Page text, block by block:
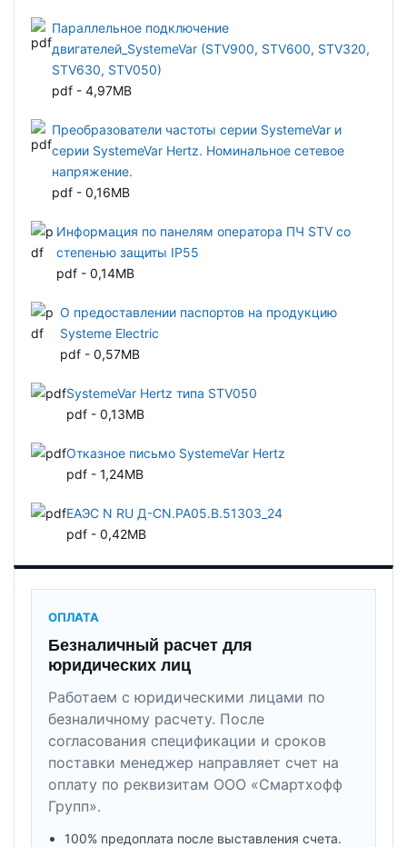
Параллельное подключение
двигателей_SystemeVar (STV900, STV600, STV320,
STV630, STV050)
pdf - 4,97MB
Преобразователи частоты серии SystemeVar и
серии SystemeVar Hertz. Номинальное сетевое
напряжение.
pdf - 0,16MB
Информация по панелям оператора ПЧ STV со
степенью защиты IP55
pdf - 0,14MB
О предоставлении паспортов на продукцию
Systeme Electric
pdf - 0,57MB
SystemeVar Hertz типа STV050
pdf - 0,13MB
Отказное письмо SystemeVar Hertz
pdf - 1,24MB
ЕАЭС N RU Д-CN.РА05.В.51303_24
pdf - 0,42MB
ОПЛАТА
Безналичный расчет для
юридических лиц
Работаем с юридическими лицами по
безналичному расчету. После
согласования спецификации и сроков
поставки менеджер направляет счет на
оплату по реквизитам ООО «Смартхофф
Групп».
100% предоплата после выставления счета.